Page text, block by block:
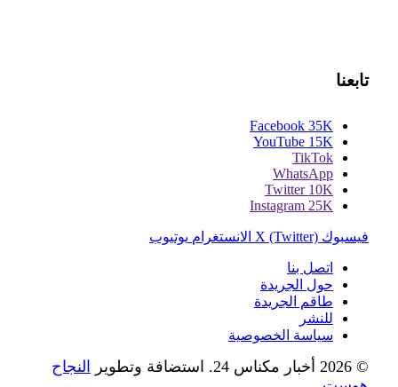
تابعنا
Facebook 35K
YouTube 15K
TikTok
WhatsApp
Twitter 10K
Instagram 25K
فيسبوك X (Twitter) الانستغرام يوتيوب
اتصل بنا
حول الجريدة
طاقم الجريدة
للنشر
سياسة الخصوصية
© 2026 أخبار مكناس 24. استضافة وتطوير
النجاح